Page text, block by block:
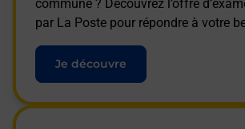
commune ? Découvrez l’offre
par La Poste pour répondre à votre
Je découvre